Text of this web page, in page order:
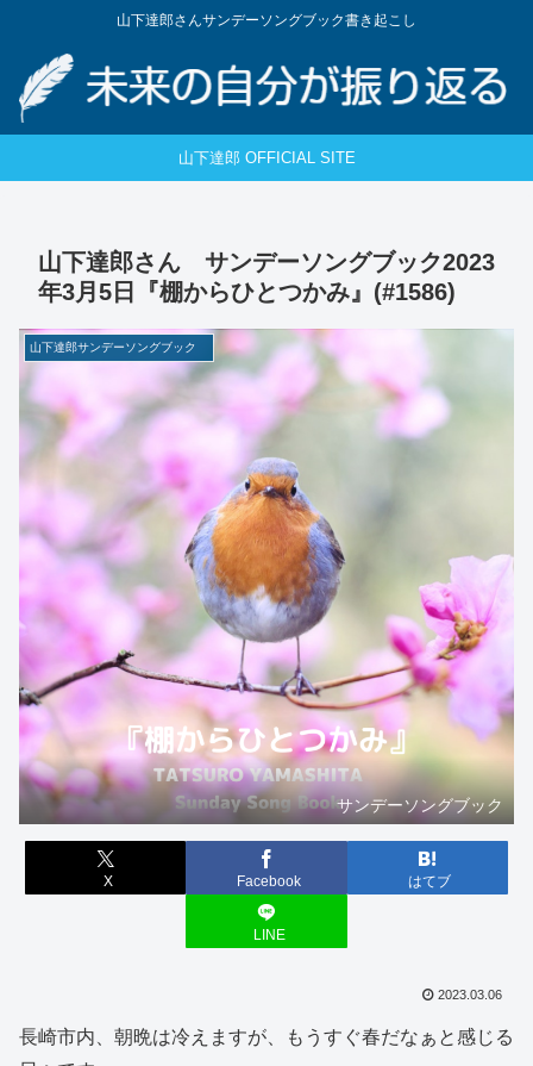
山下達郎さんサンデーソングブック書き起こし
山下達郎 OFFICIAL SITE
山下達郎さん サンデーソングブック2023
年3月5日『棚からひとつかみ』(#1586)
山下達郎サンデーソングブック
サンデーソングブック
X Facebook はてブ
LINE
2023.03.06
長崎市内、朝晩は冷えますが、もうすぐ春だなぁと感じる